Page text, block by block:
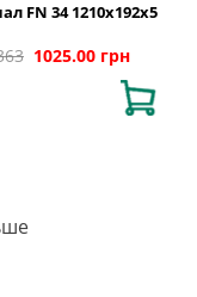
FN 34 1210x192x5
1025.00 грн